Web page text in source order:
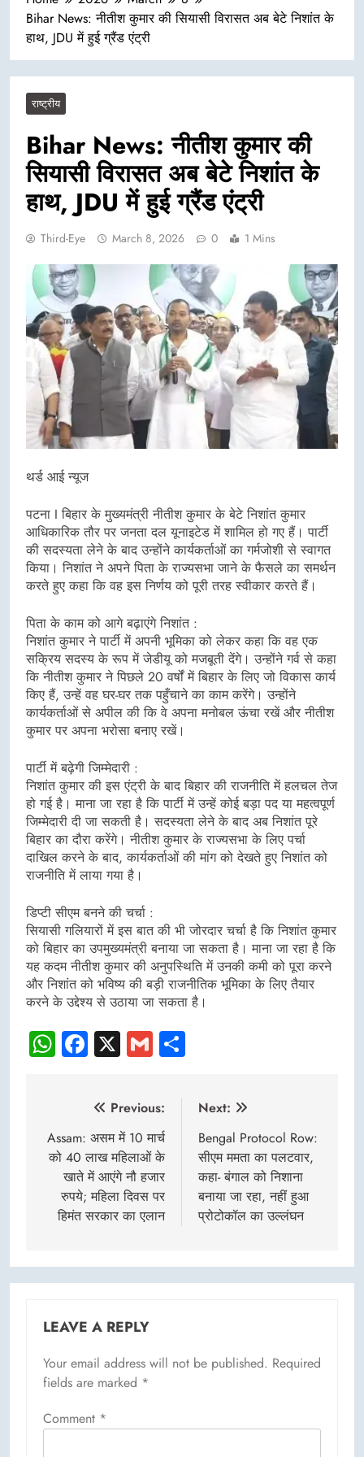
Bihar News: नीतीश कुमार की सियासी विरासत अब बेटे निशांत के
हाथ, JDU में हुई ग्रैंड एंट्री
राष्ट्रीय
Bihar News: नीतीश कुमार की
सियासी विरासत अब बेटे निशांत के
हाथ, JDU में हुई ग्रैंड एंट्री
Third-Eye March 8, 2026 0 1 Mins
थर्ड आई न्यूज
पटना I बिहार के मुख्यमंत्री नीतीश कुमार के बेटे निशांत कुमार
आधिकारिक तौर पर जनता दल यूनाइटेड में शामिल हो गए हैं। पार्टी
की सदस्यता लेने के बाद उन्होंने कार्यकर्ताओं का गर्मजोशी से स्वागत
किया। निशांत ने अपने पिता के राज्यसभा जाने के फैसले का समर्थन
करते हुए कहा कि वह इस निर्णय को पूरी तरह स्वीकार करते हैं।
पिता के काम को आगे बढ़ाएंगे निशांत :
निशांत कुमार ने पार्टी में अपनी भूमिका को लेकर कहा कि वह एक
सक्रिय सदस्य के रूप में जेडीयू को मजबूती देंगे। उन्होंने गर्व से कहा
कि नीतीश कुमार ने पिछले 20 वर्षों में बिहार के लिए जो विकास कार्य
किए हैं, उन्हें वह घर-घर तक पहुँचाने का काम करेंगे। उन्होंने
कार्यकर्ताओं से अपील की कि वे अपना मनोबल ऊंचा रखें और नीतीश
कुमार पर अपना भरोसा बनाए रखें।
पार्टी में बढ़ेगी जिम्मेदारी :
निशांत कुमार की इस एंट्री के बाद बिहार की राजनीति में हलचल तेज
हो गई है। माना जा रहा है कि पार्टी में उन्हें कोई बड़ा पद या महत्वपूर्ण
जिम्मेदारी दी जा सकती है। सदस्यता लेने के बाद अब निशांत पूरे
बिहार का दौरा करेंगे। नीतीश कुमार के राज्यसभा के लिए पर्चा
दाखिल करने के बाद, कार्यकर्ताओं की मांग को देखते हुए निशांत को
राजनीति में लाया गया है।
डिप्टी सीएम बनने की चर्चा :
सियासी गलियारों में इस बात की भी जोरदार चर्चा है कि निशांत कुमार
को बिहार का उपमुख्यमंत्री बनाया जा सकता है। माना जा रहा है कि
यह कदम नीतीश कुमार की अनुपस्थिति में उनकी कमी को पूरा करने
और निशांत को भविष्य की बड़ी राजनीतिक भूमिका के लिए तैयार
करने के उद्देश्य से उठाया जा सकता है।
WhatsApp
Facebook
X Gmail
navigation
Previous:
Assam: असम में 10 मार्च
को 40 लाख महिलाओं के
खाते में आएंगे नौ हजार
रुपये; महिला दिवस पर
हिमंत सरकार का एलान
Next:
Bengal Protocol Row:
सीएम ममता का पलटवार,
कहा- बंगाल को निशाना
बनाया जा रहा, नहीं हुआ
प्रोटोकॉल का उल्लंघन
LEAVE A REPLY
Your email address will not be published. Required
fields are marked *
Comment *